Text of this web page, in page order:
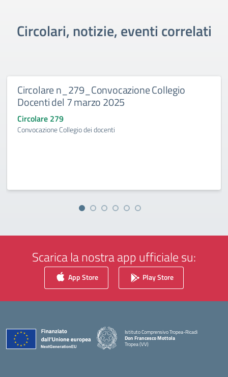
Circolari, notizie, eventi correlati
Circolare n_279_Convocazione Collegio
Docenti del 7 marzo 2025
Circolare 279
Convocazione Collegio dei docenti
Scarica la nostra app ufficiale su:
App Store Play Store
Istituto Comprensivo Tropea-Ricadi
Don Francesco Mottola
Tropea (VV)
— Visita la pagina iniziale della scuola